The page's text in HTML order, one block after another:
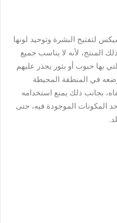
لتفتيح البشرة وتوحيد لونها
المنتج، لأنه لا يناسب جميع
بها حبوب أو بثور يحذر عليهم
في المنطقة المحيطة
بجانب ذلك يمنع استخدامه
المكونات الموجودة فيه، حتى